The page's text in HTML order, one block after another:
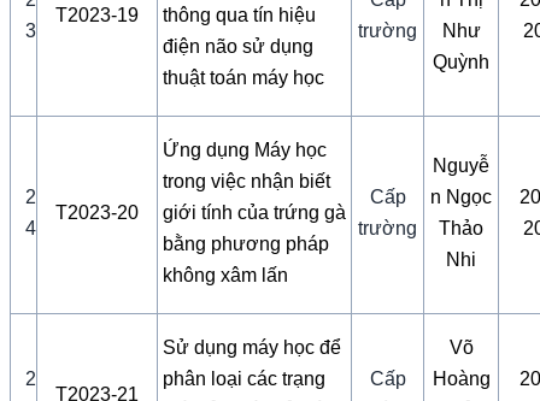
3
T2023-19
thông qua tín hiệu
điện não sử dụng
thuật toán máy học
trường
Như
Quỳnh
2
4
T2023-20
Ứng dụng Máy học
trong việc nhận biết
giới tính của trứng gà
bằng phương pháp
không xâm lấn
Cấp
trường
Nguyễ
n Ngọc
Thảo
Nhi
2
T2023-21
Sử dụng máy học để
phân loại các trạng
Cấp
Võ
Hoàng